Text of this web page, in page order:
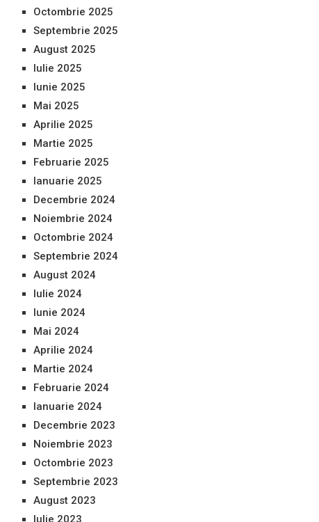
Octombrie 2025
Septembrie 2025
August 2025
Iulie 2025
Iunie 2025
Mai 2025
Aprilie 2025
Martie 2025
Februarie 2025
Ianuarie 2025
Decembrie 2024
Noiembrie 2024
Octombrie 2024
Septembrie 2024
August 2024
Iulie 2024
Iunie 2024
Mai 2024
Aprilie 2024
Martie 2024
Februarie 2024
Ianuarie 2024
Decembrie 2023
Noiembrie 2023
Octombrie 2023
Septembrie 2023
August 2023
Iulie 2023